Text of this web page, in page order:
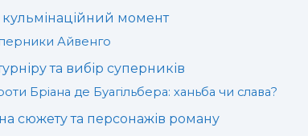
кульмінаційний момент
Айвенго
та вибір суперників
Бріана де Буагільбера: ханьба чи слава?
сюжету та персонажів роману